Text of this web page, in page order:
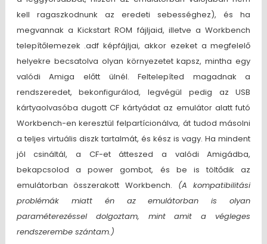
kell ragaszkodnunk az eredeti sebességhez), és ha
megvannak a Kickstart ROM fájljaid, illetve a Workbench
telepítőlemezek .adf képfájljai, akkor ezeket a megfelelő
helyekre becsatolva olyan környezetet kapsz, mintha egy
valódi Amiga előtt ülnél. Feltelepíted magadnak a
rendszeredet, bekonfigurálod, legvégül pedig az USB
kártyaolvasóba dugott CF kártyádat az emulátor alatt futó
Workbench-en keresztül felpartícionálva, át tudod másolni
a teljes virtuális diszk tartalmát, és kész is vagy. Ha mindent
jól csináltál, a CF-et átteszed a valódi Amigádba,
bekapcsolod a power gombot, és be is töltődik az
emulátorban összerakott Workbench. (A kompatibilitási
problémák miatt én az emulátorban is olyan
paraméterezéssel dolgoztam, mint amit a végleges
rendszerembe szántam.)